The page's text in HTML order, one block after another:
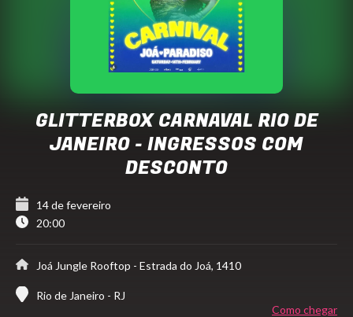
GLITTERBOX CARNAVAL RIO DE
JANEIRO - INGRESSOS COM
DESCONTO
14 de fevereiro
20:00
Joá Jungle Rooftop - Estrada do Joá, 1410
Rio de Janeiro - RJ
Como chegar